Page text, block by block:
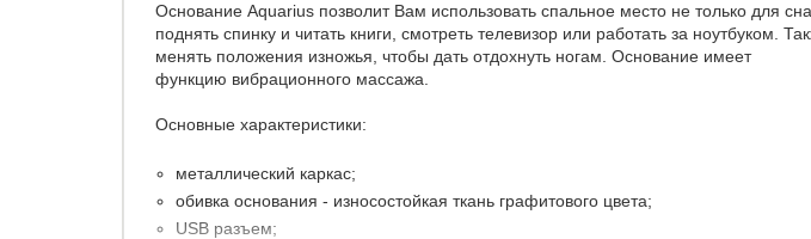
Основание Aquarius позволит Вам использовать спальное место не только для
поднять спинку и читать книги, смотреть телевизор или работать за ноутбуком.
менять положения изножья, чтобы дать отдохнуть ногам. Основание имеет
функцию вибрационного массажа.
Основные характеристики:
металлический каркас;
обивка основания - износостойкая ткань графитового цвета;
USB разъем;